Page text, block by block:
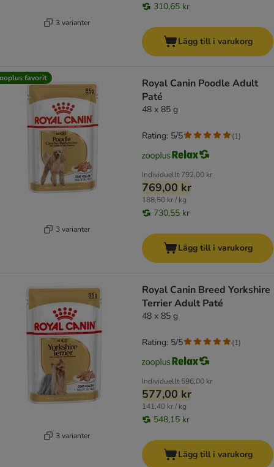
3 varianter
310,65 kr
Lägg till i varukorg
favorit
3 varianter
Royal Canin Poodle Adult
Paté
48 x 85 g
Individuellt 792,00 kr
769,00 kr
188,50 kr / kg
730,55 kr
Rating: 5/5 (1)
Lägg till i varukorg
3 varianter
Royal Canin Breed Yorkshire
Terrier Adult Paté
48 x 85 g
Individuellt 596,00 kr
577,00 kr
141,40 kr / kg
548,15 kr
Rating: 5/5 (1)
Lägg till i varukorg